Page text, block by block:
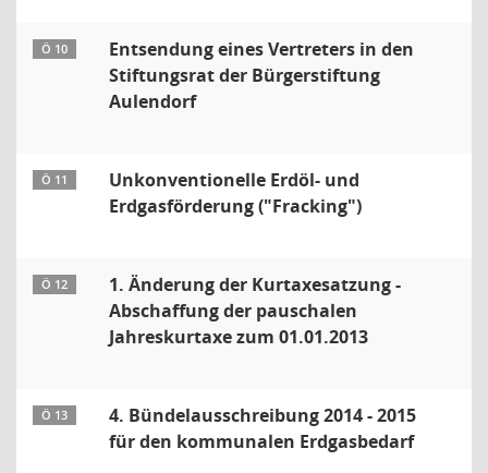
Ö 10
Entsendung eines Vertreters in den
Stiftungsrat der Bürgerstiftung
Aulendorf
Ö 11
Unkonventionelle Erdöl- und
Erdgasförderung ("Fracking")
Ö 12
1. Änderung der Kurtaxesatzung -
Abschaffung der pauschalen
Jahreskurtaxe zum 01.01.2013
Ö 13
4. Bündelausschreibung 2014 - 2015
für den kommunalen Erdgasbedarf